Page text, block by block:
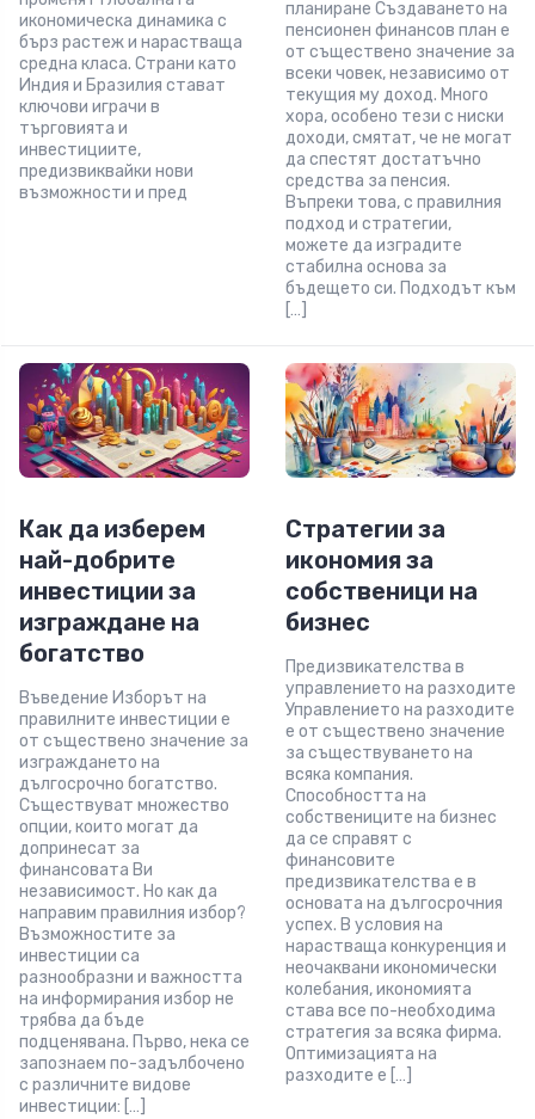
икономическа динамика с
бърз растеж и нарастваща
средна класа. Страни като
Индия и Бразилия стават
ключови играчи в
търговията и
инвестициите,
предизвиквайки нови
възможности и пред
планиране Създаването на
пенсионен финансов план е
от съществено значение за
всеки човек, независимо от
текущия му доход. Много
хора, особено тези с ниски
доходи, смятат, че не могат
да спестят достатъчно
средства за пенсия.
Въпреки това, с правилния
подход и стратегии,
можете да изградите
стабилна основа за
бъдещето си. Подходът към
[…]
Как да изберем
най-добрите
инвестиции за
изграждане на
богатство
Въведение Изборът на
правилните инвестиции е
от съществено значение за
изграждането на
дългосрочно богатство.
Съществуват множество
опции, които могат да
допринесат за
финансовата Ви
независимост. Но как да
направим правилния избор?
Възможностите за
инвестиции са
разнообразни и важността
на информирания избор не
трябва да бъде
подценявана. Първо, нека се
запознаем по-задълбочено
с различните видове
инвестиции: […]
Стратегии за
икономия за
собственици на
бизнес
Предизвикателства в
управлението на разходите
Управлението на разходите
е от съществено значение
за съществуването на
всяка компания.
Способността на
собствениците на бизнес
да се справят с
финансовите
предизвикателства е в
основата на дългосрочния
успех. В условия на
нарастваща конкуренция и
неочаквани икономически
колебания, икономията
става все по-необходима
стратегия за всяка фирма.
Оптимизацията на
разходите е […]